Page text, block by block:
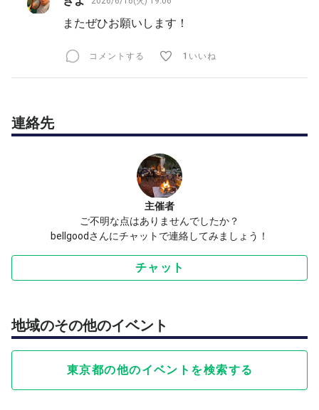
またぜひお願いします！
コメントする 1いいね
連絡先
主催者
ご不明な点はありませんでしたか？
bellgoodさんにチャットで連絡してみましょう！
チャット
地域のその他のイベント
東京都の他のイベントを検索する